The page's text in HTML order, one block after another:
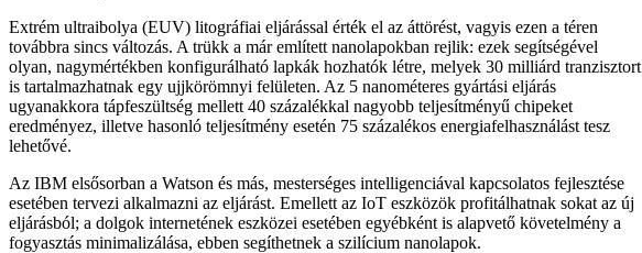
Extrém ultraibolya (EUV) litográfiai eljárással érték el az áttörést, vagyis ezen a téren
továbbra sincs változás. A trükk a már említett nanolapokban rejlik: ezek segítségével
olyan, nagymértékben konfigurálható lapkák hozhatók létre, melyek 30 milliárd tranzisztort
is tartalmazhatnak egy ujjkörömnyi felületen. Az 5 nanométeres gyártási eljárás
ugyanakkora tápfeszültség mellett 40 százalékkal nagyobb teljesítményű chipeket
eredményez, illetve hasonló teljesítmény esetén 75 százalékos energiafelhasználást tesz
lehetővé.
Az IBM elsősorban a Watson és más, mesterséges intelligenciával kapcsolatos fejlesztése
esetében tervezi alkalmazni az eljárást. Emellett az IoT eszközök profitálhatnak sokat az új
eljárásból; a dolgok internetének eszközei esetében egyébként is alapvető követelmény a
fogyasztás minimalizálása, ebben segíthetnek a szilícium nanolapok.